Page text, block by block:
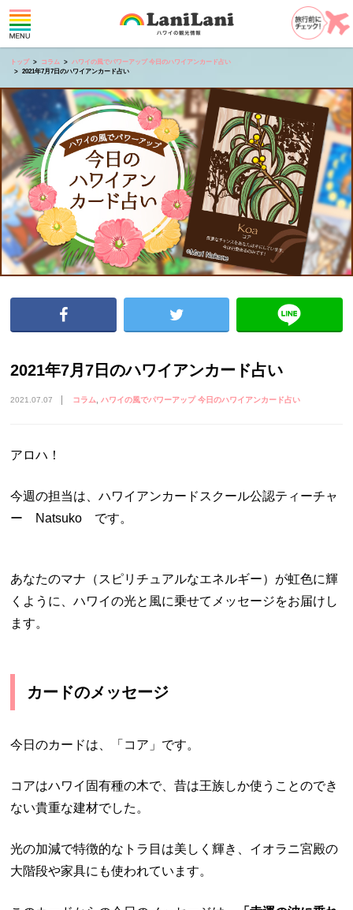
トップ コラム
ハワイの風でパワーアップ 今日のハワイアンカード占い
2021年7月7日のハワイアンカード占い
2021年7月7日のハワイアンカード占い
2021.07.07 コラム ハワイの風でパワーアップ 今日のハワイアンカード占い
アロハ！
今週の担当は、ハワイアンカードスクール公認ティーチャ
ー Natsuko です。
あなたのマナ（スピリチュアルなエネルギー）が虹色に輝
くように、ハワイの光と風に乗せてメッセージをお届けし
ます。
カードのメッセージ
今日のカードは、「コア」です。
コアはハワイ固有種の木で、昔は王族しか使うことのでき
ない貴重な建材でした。
光の加減で特徴的なトラ目は美しく輝き、イオラニ宮殿の
大階段や家具にも使われています。